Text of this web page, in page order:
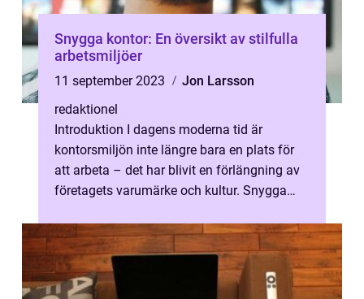
Snygga kontor: En översikt av stilfulla
arbetsmiljöer
11 september 2023
Jon Larsson
redaktionel
Introduktion I dagens moderna tid är
kontorsmiljön inte längre bara en plats för
att arbeta – det har blivit en förlängning av
företagets varumärke och kultur. Snygga